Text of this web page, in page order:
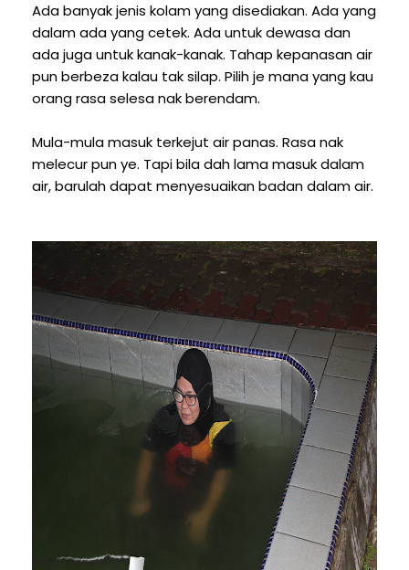
Ada banyak jenis kolam yang disediakan. Ada yang
dalam ada yang cetek. Ada untuk dewasa dan
ada juga untuk kanak-kanak. Tahap kepanasan air
pun berbeza kalau tak silap. Pilih je mana yang kau
orang rasa selesa nak berendam.
Mula-mula masuk terkejut air panas. Rasa nak
melecur pun ye. Tapi bila dah lama masuk dalam
air, barulah dapat menyesuaikan badan dalam air.